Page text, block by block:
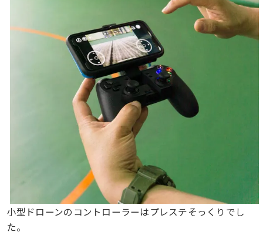
小型ドローンのコントローラーはプレステそっくりでし
た。